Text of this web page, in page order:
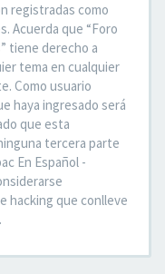
registradas como
Acuerda que “Foro
tiene derecho a
tema en cualquier
Como usuario
haya ingresado será
que esta
tercera parte
En Español -
hacking que conlleve